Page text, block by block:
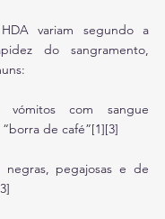
variam segundo a
do sangramento,
vómitos com sangue
de café”[1][3]
negras, pegajosas e de